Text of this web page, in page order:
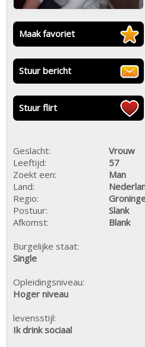
Maak favoriet
Stuur bericht
Stuur flirt
Geslacht:
Vrouw
Leeftijd:
57
Zoekt een:
Man
Land:
Regio:
Postuur:
Slank
Afkomst:
Blank
Burgelijke staat:
Single
Opleidingsniveau:
Hoger niveau
levensstijl:
Ik drink sociaal